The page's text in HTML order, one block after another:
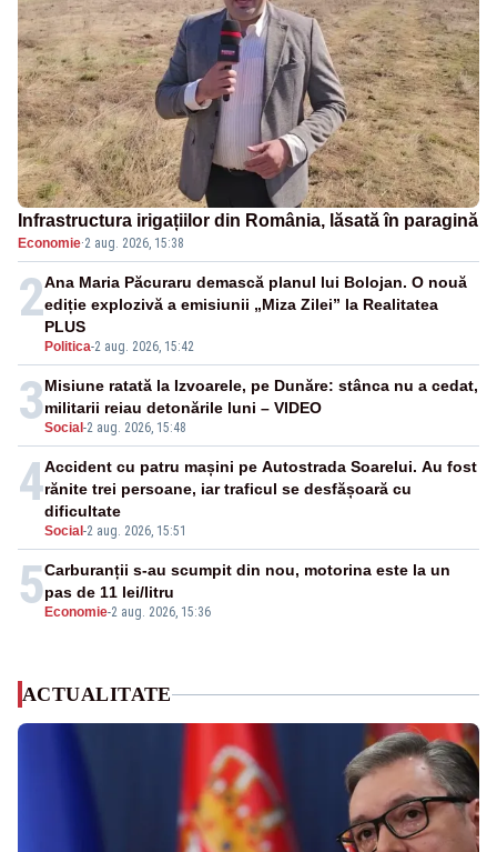
Infrastructura irigațiilor din România, lăsată în paragină
Economie·2 aug. 2026, 15:38
2
Politica-2 aug. 2026, 15:42
Ana Maria Păcuraru demască planul lui Bolojan. O nouă
ediție explozivă a emisiunii „Miza Zilei” la Realitatea
PLUS
3Social -2 aug. 2026, 15:48
Misiune ratată la Izvoarele, pe Dunăre: stânca nu a cedat,
militarii reiau detonările luni – VIDEO
4
Social -2 aug. 2026, 15:51
Accident cu patru mașini pe Autostrada Soarelui. Au fost
rănite trei persoane, iar traficul se desfășoară cu
dificultate
5 Economie-2 aug. 2026, 15:36
Carburanții s-au scumpit din nou, motorina este la un
pas de 11 lei/litru
ACTUALITATE